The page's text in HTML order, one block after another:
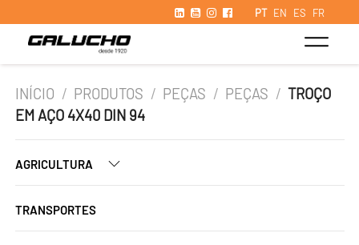
PT EN ES FR
INÍCIO / PRODUTOS / PEÇAS / PEÇAS / TROÇO
EM AÇO 4X40 DIN 94
AGRICULTURA
TRANSPORTES